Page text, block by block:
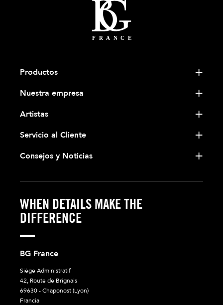
Productos
Nuestra empresa
Artistas
Servicio al Cliente
Consejos y Noticias
WHEN DETAILS MAKE THE
DIFFERENCE
BG France
Siège Administratif
42, Route de Brignais
69630 - Chaponost (Lyon)
Francia